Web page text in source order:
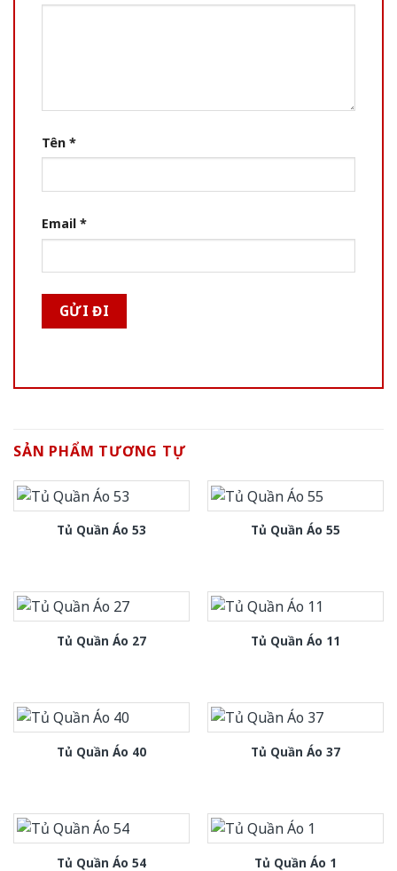
Tên *
Email *
SẢN PHẨM TƯƠNG TỰ
Tủ Quần Áo 53 Tủ Quần Áo 55
Tủ Quần Áo 27 Tủ Quần Áo 11
Tủ Quần Áo 40 Tủ Quần Áo 37
Tủ Quần Áo 54 Tủ Quần Áo 1